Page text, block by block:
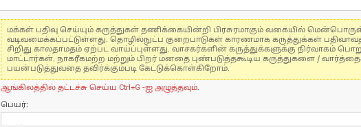
மக்கள் பதிவு செய்யும் கருத்துகள் தணிக்கையின்றி பிரசுரமாகும் வகையில்
வடிவமைக்கப்பட்டுள்ளது. தொழில்நுட்ப குறைபாடுகள் காரணமாக கருத்துக்கள்
சிறிது காலதாமதம் ஏற்பட வாய்ப்புள்ளது. வாசகர்களின் கருத்துக்களுக்கு நிர்வாகம்
மாட்டார்கள். நாகரீகமற்ற மற்றும் பிறர் மனதை புண்படுத்தகூடிய கருத்துகளை /
பயன்படுத்துவதை தவிர்க்கும்படி கேட்டுக்கொள்கிறோம்.
ஆங்கிலத்தில் தட்டச்சு செய்ய Ctrl+G -ஐ அழுத்தவும்.
பெயர்: